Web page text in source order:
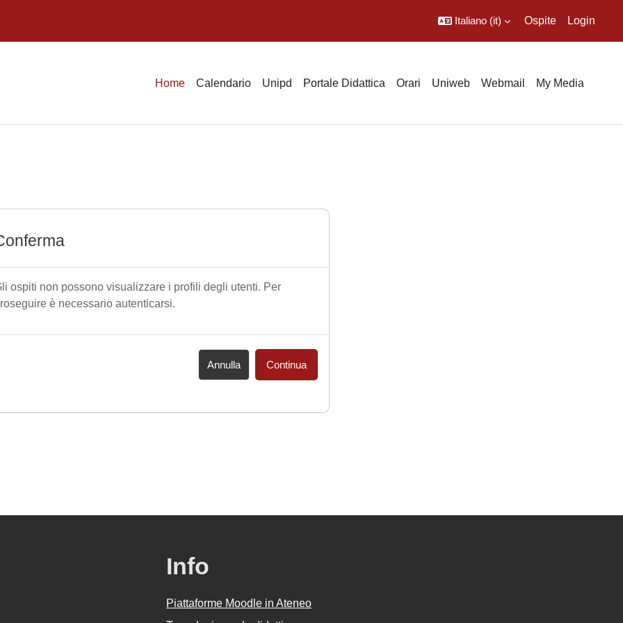
Italiano ‎(it)‎ Ospite Login
Home Calendario Unipd Portale Didattica Orari Uniweb Webmail My Media
ospiti non possono visualizzare i profili degli utenti. Per
è necessario autenticarsi.
Annulla Continua
Info
Piattaforme Moodle in Ateneo